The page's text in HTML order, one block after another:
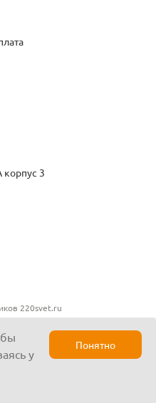
220svet.ru
3
у
Понятно